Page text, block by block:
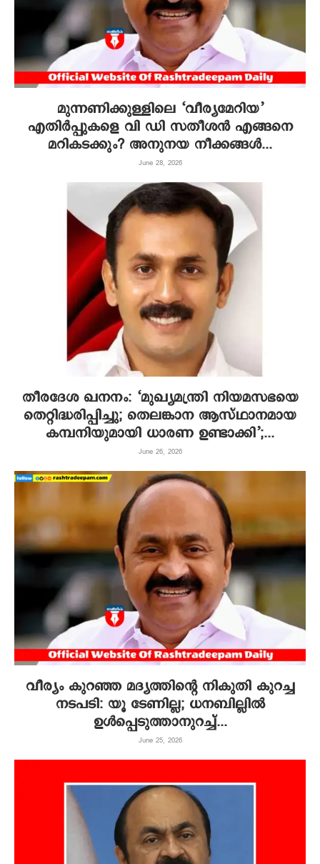
മുന്നണിക്കുള്ളിലെ ‘വീര്യമേറിയ’
എതിര്‍പ്പുകളെ വി ഡി സതീശന്‍ എങ്ങനെ
മറികടക്കും? അനുനയ നീക്കങ്ങള്‍...
June 28, 2026
തീരദേശ ഖനനം: ‘മുഖ്യമന്ത്രി നിയമസഭയെ
തെറ്റിദ്ധരിപ്പിച്ചു; തെലങ്കാന ആസ്ഥാനമായ
കമ്പനിയുമായി ധാരണ ഉണ്ടാക്കി’;...
June 26, 2026
വീര്യം കുറഞ്ഞ മദ്യത്തിന്റെ നികുതി കുറച്ച
നടപടി: യൂ ടേണില്ല; ധനബില്ലില്‍
ഉള്‍പ്പെടുത്താനുറച്ച്...
June 25, 2026